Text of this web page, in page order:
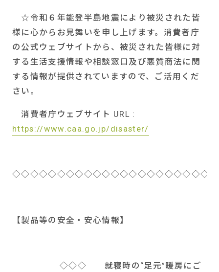
☆令和６年能登半島地震により被災された皆
様に心からお見舞いを申し上げます。消費者庁
の公式ウェブサイトから、被災された皆様に対
する生活支援情報や相談窓口及び悪質商法に関
する情報が提供されていますので、ご活用くだ
さい。
消費者庁ウェブサイト URL :
https://www.caa.go.jp/disaster/
【製品等の安全・安心情報】
◇◇◇ 就寝時の“足元”暖房にご